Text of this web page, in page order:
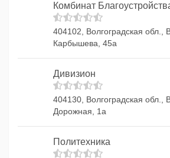
Комбинат
404102, Волгоградская обл.,
Карбышева, 45а
Дивизион
404130, Волгоградская обл.,
Дорожная, 1а
Политехника